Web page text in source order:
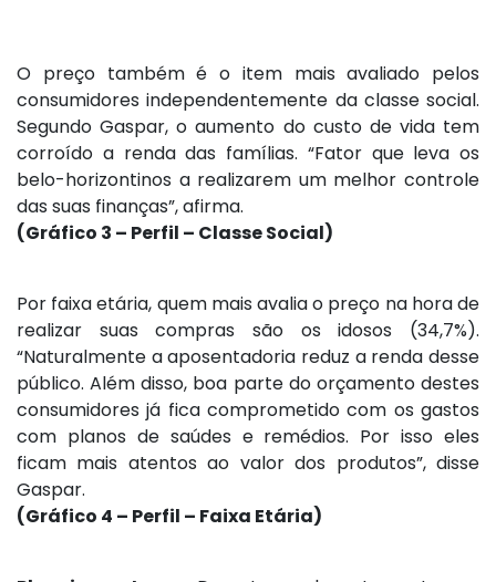
O preço também é o item mais avaliado pelos
consumidores independentemente da classe social.
Segundo Gaspar, o aumento do custo de vida tem
corroído a renda das famílias. “Fator que leva os
belo-horizontinos a realizarem um melhor controle
das suas finanças”, afirma.
(Gráfico 3 – Perfil – Classe Social)
Por faixa etária, quem mais avalia o preço na hora de
realizar suas compras são os idosos (34,7%).
“Naturalmente a aposentadoria reduz a renda desse
público. Além disso, boa parte do orçamento destes
consumidores já fica comprometido com os gastos
com planos de saúdes e remédios. Por isso eles
ficam mais atentos ao valor dos produtos”, disse
Gaspar.
(Gráfico 4 – Perfil – Faixa Etária)